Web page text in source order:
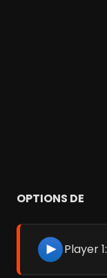
OPTIONS DE
Player 1: